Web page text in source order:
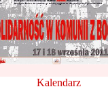
Kalendarz